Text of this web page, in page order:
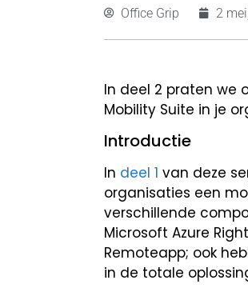
Office Grip 2
In deel 2 praten we
Mobility Suite in je
Introductie
In deel 1 van deze
organisaties een
verschillende
Microsoft Azure
Remoteapp; ook
in de totale